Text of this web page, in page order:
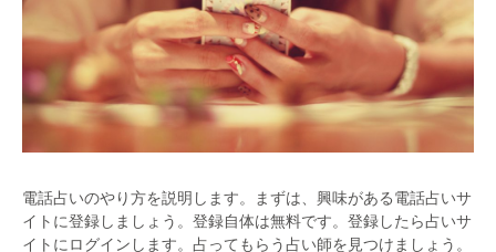
電話占いのやり方を説明します。まずは、興味がある電話占いサ
イトに登録しましょう。登録自体は無料です。登録したら占いサ
イトにログインします。占ってもらう占い師を見つけましょう。